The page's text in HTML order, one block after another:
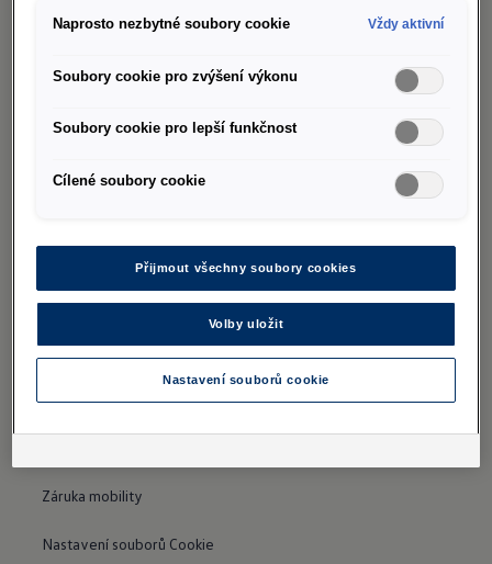
Svolávací akce
Záruka mobility
Nastavení souborů Cookie
Naprosto nezbytné soubory cookie Vždy aktivní
Soubory cookie pro zvýšení výkonu
Soubory cookie pro lepší funkčnost
Cílené soubory cookie
Přijmout všechny soubory cookies
Volby uložit
Nastavení souborů cookie